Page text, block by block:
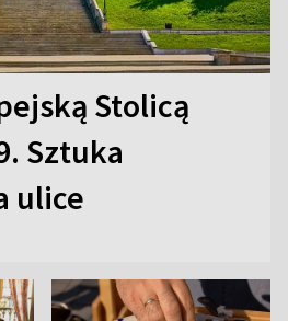
Stolicą
Sztuka
ulice